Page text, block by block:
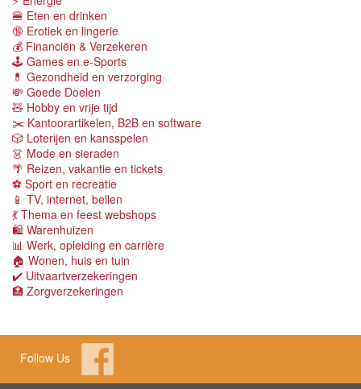
🍔 Eten en drinken
🔞 Erotiek en lingerie
💰 Financiën & Verzekeren
🕹 Games en e-Sports
💊 Gezondheid en verzorging
💸 Goede Doelen
🧸 Hobby en vrije tijd
✂️ Kantoorartikelen, B2B en software
🎲 Loterijen en kansspelen
👗 Mode en sieraden
🌴 Reizen, vakantie en tickets
⚽️ Sport en recreatie
📱 TV, internet, bellen
💃 Thema en feest webshops
🛍 Warenhuizen
📊 Werk, opleiding en carrière
🏠 Wonen, huis en tuin
✔️ Uitvaartverzekeringen
🏥 Zorgverzekeringen
Follow Us